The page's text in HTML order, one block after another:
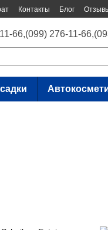
Контакты Блог
66,(099) 276-11-66,